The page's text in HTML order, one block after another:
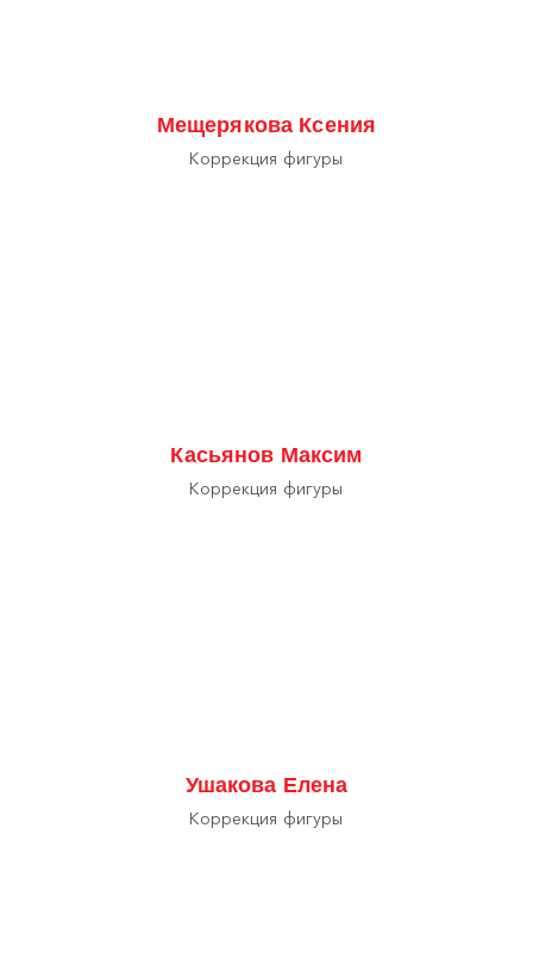
Мещерякова Ксения
Коррекция фигуры
Касьянов Максим
Коррекция фигуры
Ушакова Елена
Коррекция фигуры